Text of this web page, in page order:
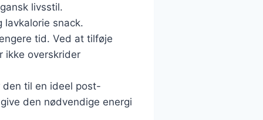
livsstil.
snack.
tid. Ved at tilføje
ikke overskrider
den til en ideel post-
den nødvendige energi